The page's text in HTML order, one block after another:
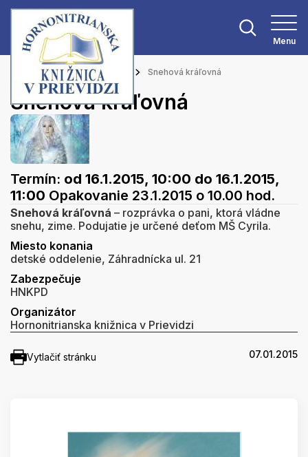
Menu
Hlavná stránka Podujatia Snehová kráľovná
Snehová kráľovná
Termín: od 16.1.2015, 10:00 do 16.1.2015,
11:00 Opakovanie 23.1.2015 o 10.00 hod.
Snehová kráľovná – rozprávka o pani, ktorá vládne
snehu, zime. Podujatie je určené deťom MŠ Cyrila.
Miesto konania
detské oddelenie, Záhradnícka ul. 21
Zabezpečuje
HNKPD
Organizátor
Hornonitrianska knižnica v Prievidzi
Vytlačiť stránku 07.01.2015